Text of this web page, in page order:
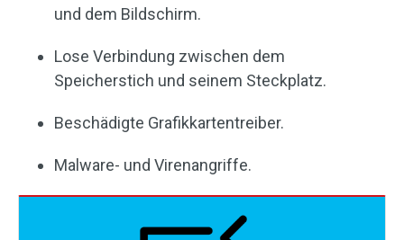
und dem Bildschirm.
Lose Verbindung zwischen dem
Speicherstich und seinem Steckplatz.
Beschädigte Grafikkartentreiber.
Malware- und Virenangriffe.